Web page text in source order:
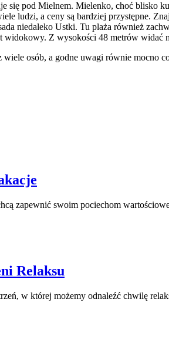
się pod Mielnem. Mielenko, choć blisko
ludzi, a ceny są bardziej przystępne.
niedaleko Ustki. Tu plaża również
Z wysokości 48 metrów widać
osób, a godne uwagi równie
idealny
i
rozwijające
wakacje
zapewnić swoim pociechom
Relaksu
Funkcjonalność
w której możemy odnaleźć chwilę